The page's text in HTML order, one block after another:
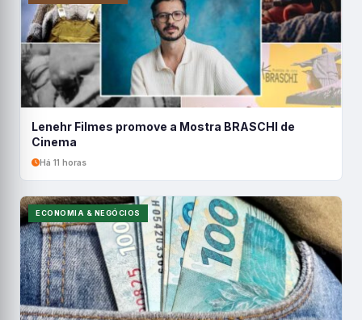
Lenehr Filmes promove a Mostra BRASCHI de
Cinema
Há 11 horas
ECONOMIA & NEGÓCIOS